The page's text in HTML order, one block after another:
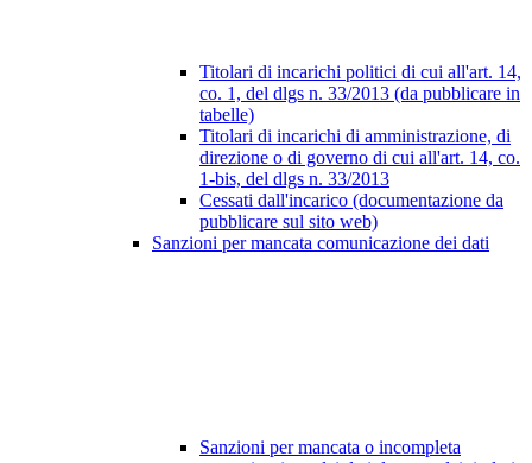
Titolari di incarichi politici di cui all'art. 14,
co. 1, del dlgs n. 33/2013 (da pubblicare in
tabelle)
Titolari di incarichi di amministrazione, di
direzione o di governo di cui all'art. 14, co.
1-bis, del dlgs n. 33/2013
Cessati dall'incarico (documentazione da
pubblicare sul sito web)
Sanzioni per mancata comunicazione dei dati
Sanzioni per mancata o incompleta